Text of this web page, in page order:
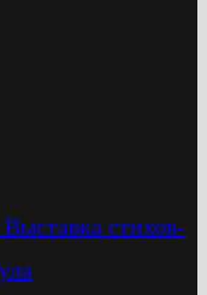
Выставка стихов-